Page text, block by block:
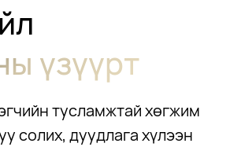
үзүүрт
тусламжтай хөгжим
солих, дуудлага хүлээн